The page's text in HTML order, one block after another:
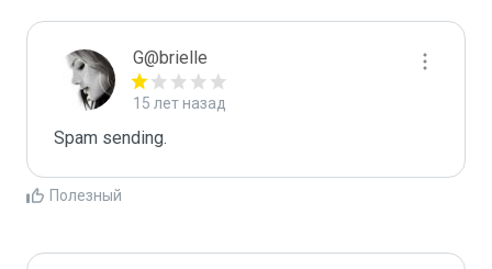
G@brielle
15 лет назад
Spam sending.
Полезный